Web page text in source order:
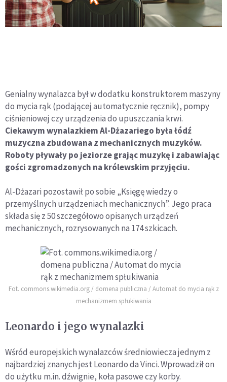
Genialny wynalazca był w dodatku konstruktorem maszyny
do mycia rąk (podającej automatycznie ręcznik), pompy
ciśnieniowej czy urządzenia do upuszczania krwi.
Ciekawym wynalazkiem Al-Dżazariego była łódź
muzyczna zbudowana z mechanicznych muzyków.
Roboty pływały po jeziorze grając muzykę i zabawiając
gości zgromadzonych na królewskim przyjęciu.
Al-Dżazari pozostawił po sobie „Księgę wiedzy o
przemyślnych urządzeniach mechanicznych”. Jego praca
składa się z 50 szczegółowo opisanych urządzeń
mechanicznych, rozrysowanych na 174 szkicach.
Fot. commons.wikimedia.org / domena publiczna / Automat do mycia rąk z
mechanizmem spłukiwania
Leonardo i jego wynalazki
Wśród europejskich wynalazców średniowiecza jednym z
najbardziej znanych jest Leonardo da Vinci. Wprowadził on
do użytku m.in. dźwignie, koła pasowe czy korby.